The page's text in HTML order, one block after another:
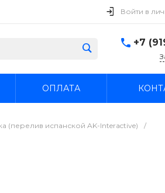
Войти в
+7
ОПЛАТА
(перелив испанской AK-Interactive)
/